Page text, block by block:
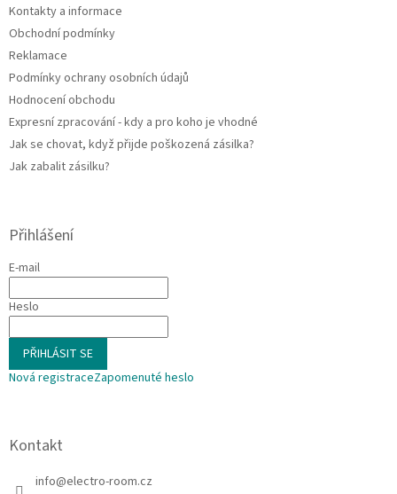
Kontakty a informace
Obchodní podmínky
Reklamace
Podmínky ochrany osobních údajů
Hodnocení obchodu
Expresní zpracování - kdy a pro koho je vhodné
Jak se chovat, když přijde poškozená zásilka?
Jak zabalit zásilku?
Přihlášení
E-mail
Heslo
PŘIHLÁSIT SE
Nová registraceZapomenuté heslo
Kontakt
info@electro-room.cz